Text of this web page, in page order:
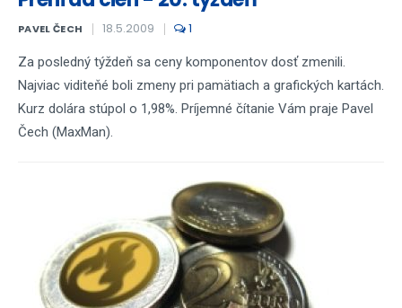
PAVEL ČECH 18.5.2009 1
Za posledný týždeň sa ceny komponentov dosť zmenili.
Najviac viditeňé boli zmeny pri pamätiach a grafických kartách.
Kurz dolára stúpol o 1,98%. Príjemné čítanie Vám praje Pavel
Čech (MaxMan).